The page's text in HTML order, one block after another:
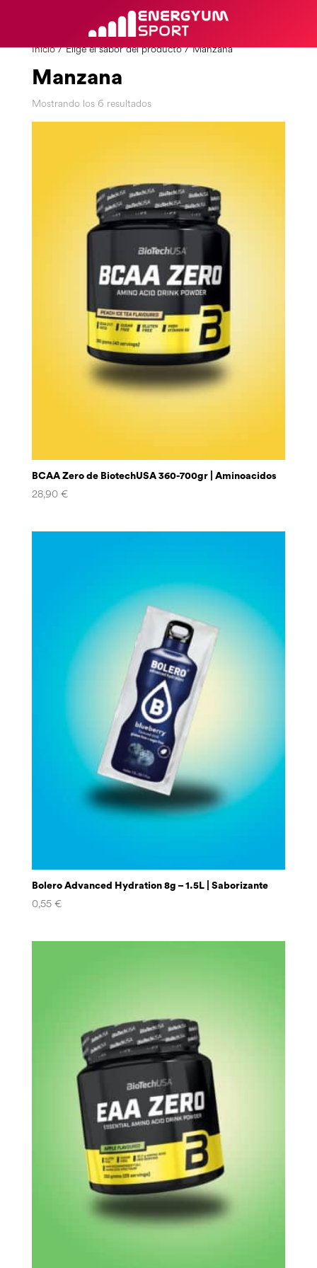
Inicio/ Elige el sabor del producto / Manzana
Manzana
Mostrando los 6 resultados
BCAA Zero de BiotechUSA 360-700gr | Aminoacidos
28,90 €
Bolero Advanced Hydration 8g – 1.5L | Saborizante
0,55 €